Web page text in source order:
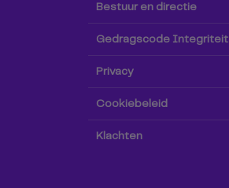
Bestuur en directie
Gedragscode Integriteit
Privacy
Cookiebeleid
Klachten